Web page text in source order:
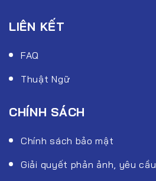
LIÊN KẾT
FAQ
Thuật Ngữ
CHÍNH SÁCH
Chính sách bảo mật
Giải quyết phản ảnh, yêu cầu